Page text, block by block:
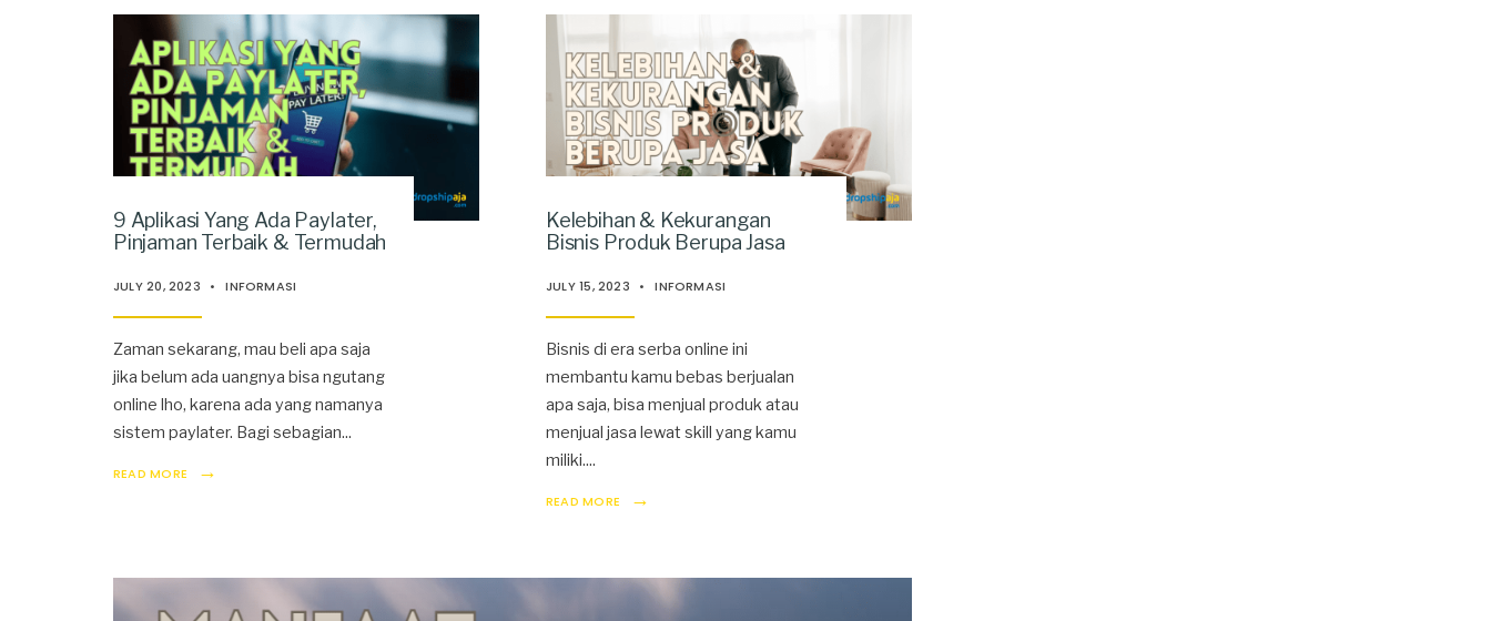
9 Aplikasi Yang Ada Paylater,
Pinjaman Terbaik & Termudah
JULY 20, 2023 • INFORMASI
Zaman sekarang, mau beli apa saja
jika belum ada uangnya bisa ngutang
online lho, karena ada yang namanya
sistem paylater. Bagi sebagian...
READ MORE →
Kelebihan & Kekurangan
Bisnis Produk Berupa Jasa
JULY 15, 2023 • INFORMASI
Bisnis di era serba online ini
membantu kamu bebas berjualan
apa saja, bisa menjual produk atau
menjual jasa lewat skill yang kamu
miliki....
READ MORE →